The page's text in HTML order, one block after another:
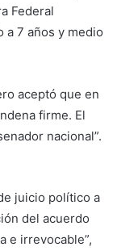
Federal
a 7 años y medio
aceptó que en
firme. El
nacional”.
juicio político a
del acuerdo
e irrevocable”,